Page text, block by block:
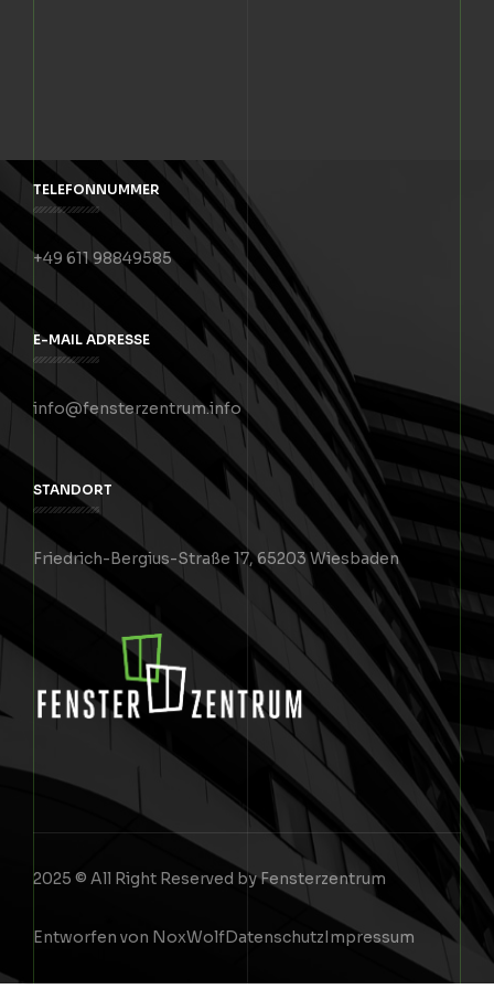
TELEFONNUMMER
+49 611 98849585
E-MAIL ADRESSE
info@fensterzentrum.info
STANDORT
Friedrich-Bergius-Straße 17, 65203 Wiesbaden
2025 © All Right Reserved by Fensterzentrum
Entworfen von NoxWolfDatenschutzImpressum